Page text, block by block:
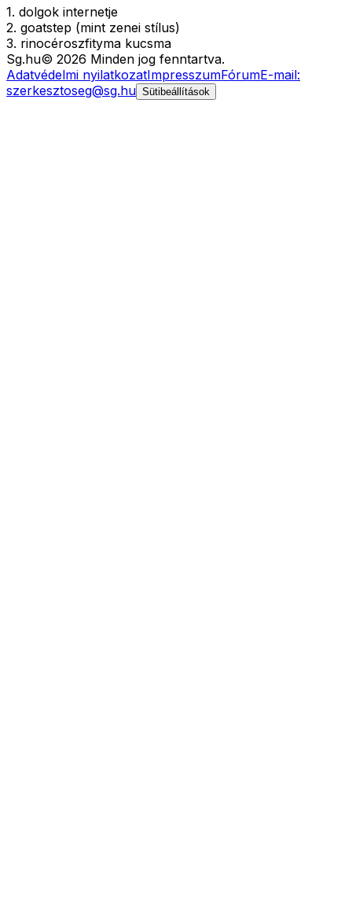
1. dolgok internetje
2. goatstep (mint zenei stílus)
3. rinocéroszfityma kucsma
Sg.hu© 2026 Minden jog fenntartva.
Adatvédelmi nyilatkozatImpresszumFórumE-mail:
szerkesztoseg@sg.hu Sütibeállítások